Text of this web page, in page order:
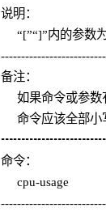
说明：
“[”“]”内的参数
备注：
如果命令或参数
命令应该全部小
命令：
cpu-usage